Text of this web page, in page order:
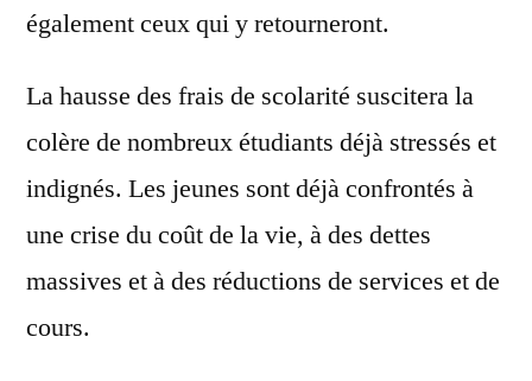
également ceux qui y retourneront.
La hausse des frais de scolarité suscitera la
colère de nombreux étudiants déjà stressés et
indignés. Les jeunes sont déjà confrontés à
une crise du coût de la vie, à des dettes
massives et à des réductions de services et de
cours.